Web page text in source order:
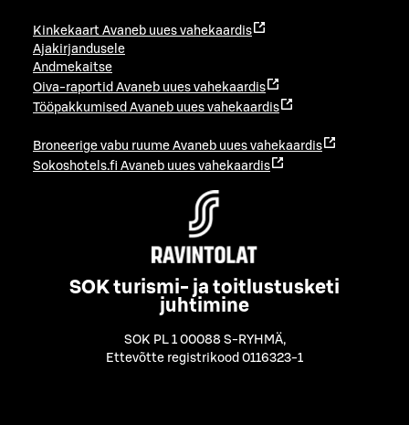
Kinkekaart Avaneb uues vahekaardis
Ajakirjandusele
Andmekaitse
Oiva-raportid Avaneb uues vahekaardis
Tööpakkumised Avaneb uues vahekaardis
Broneerige vabu ruume Avaneb uues vahekaardis
Sokoshotels.fi Avaneb uues vahekaardis
SOK turismi- ja toitlustusketi
juhtimine
SOK PL 1 00088 S-RYHMÄ,
Ettevõtte registrikood 0116323-1